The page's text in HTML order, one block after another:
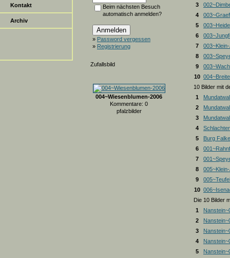
Kontakt
Archiv
Beim nächsten Besuch
automatisch anmelden?
» Password vergessen
» Registrierung
Zufallsbild
004~Wiesenblumen-2006
Kommentare: 0
pfalzbilder
3
4
5
6
7
8
9
10
10 Bilder mit
1
2
3
4
5
Burg
6
7
8
9
10
Die 10 Bilder
1
2
3
4
5